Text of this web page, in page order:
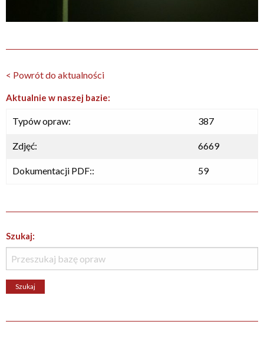
< Powrót do aktualności
Aktualnie w naszej bazie:
Typów opraw: 387
Zdjęć: 6669
Dokumentacji PDF:: 59
Szukaj: